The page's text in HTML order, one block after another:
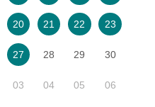
20 21 22 23
27 28 29 30
03 04 05 06